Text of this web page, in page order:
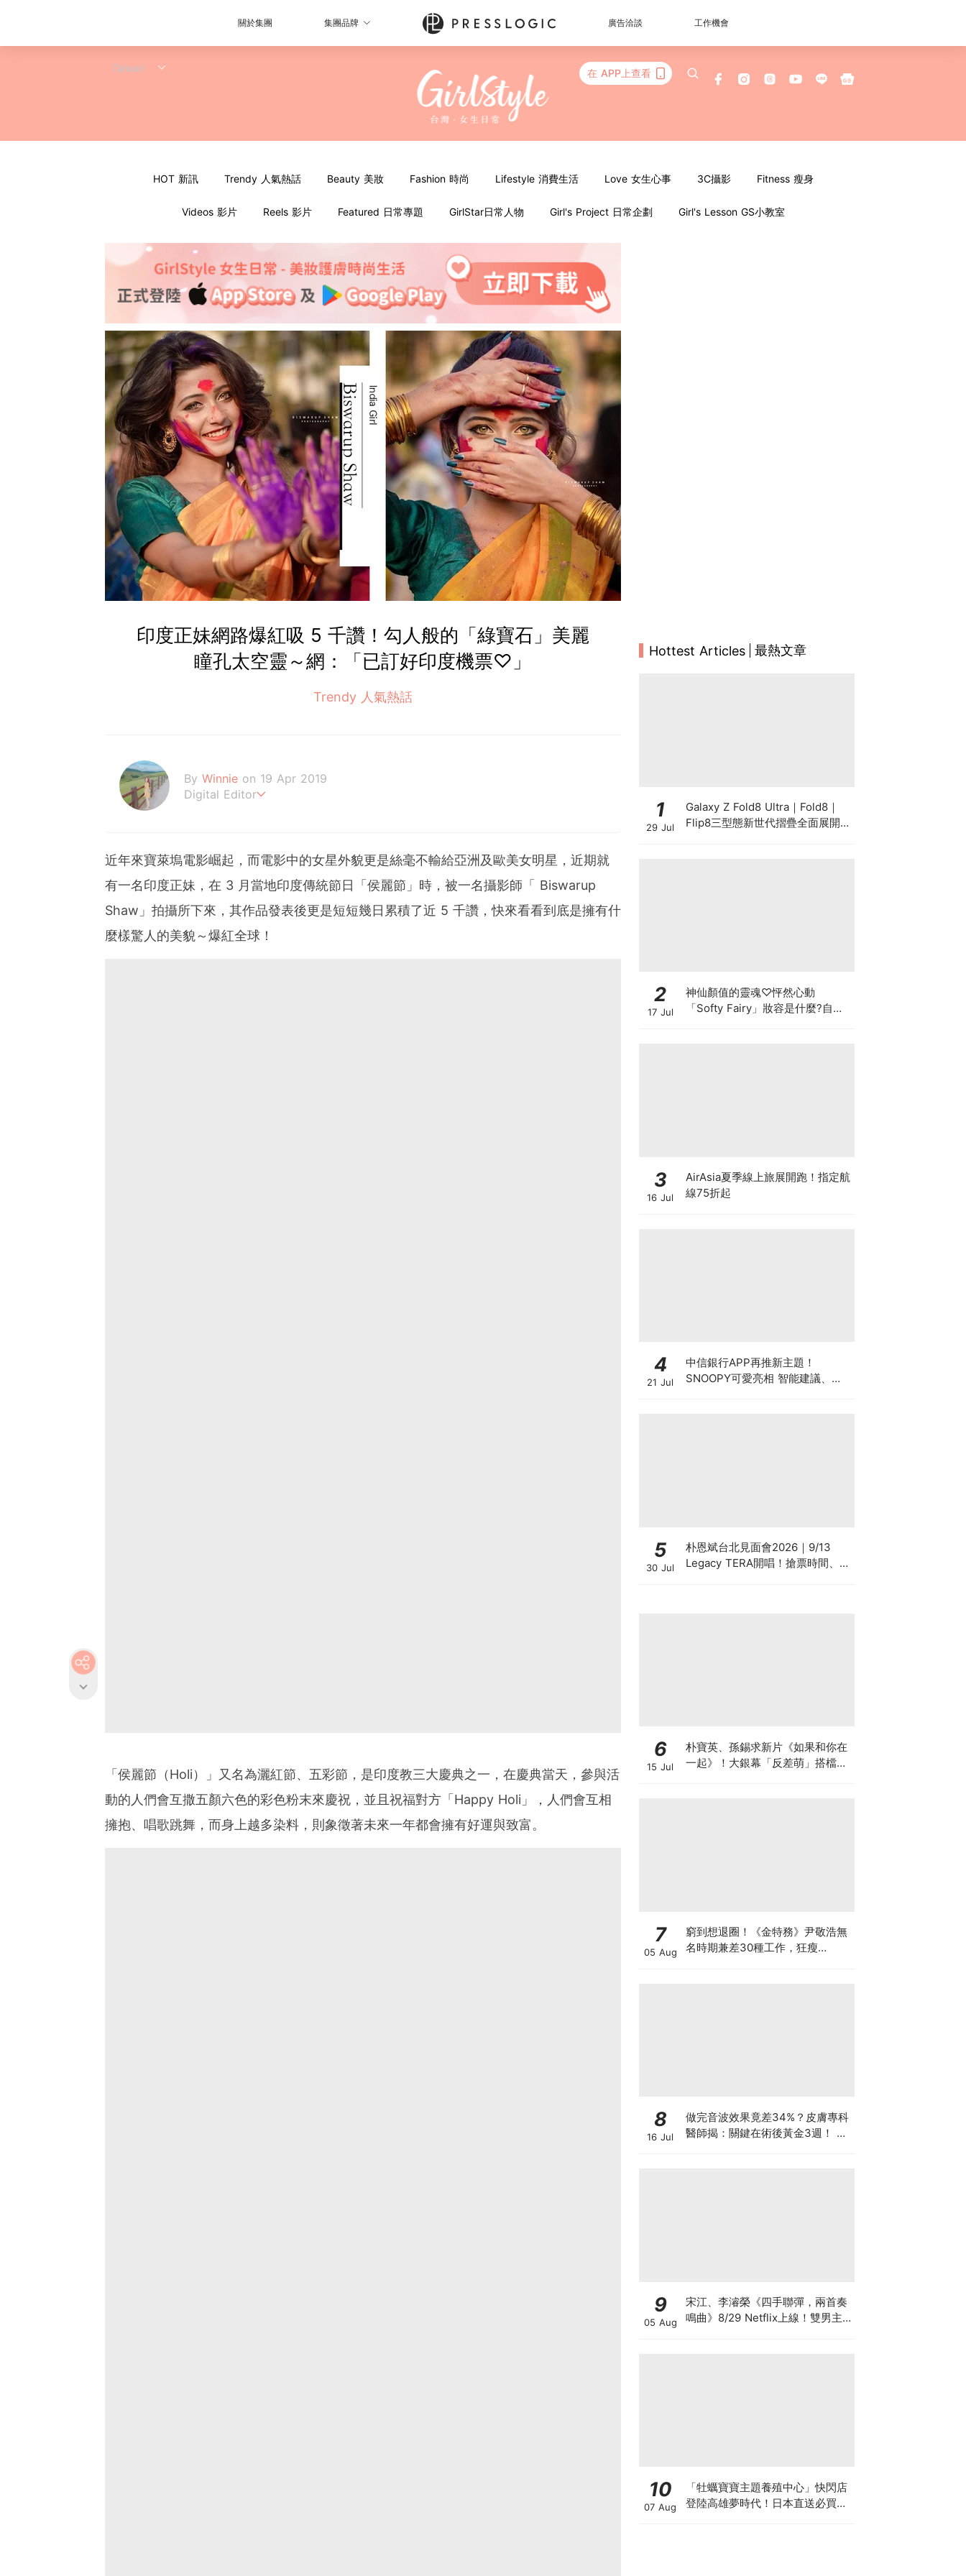
關於集團 集團品牌 廣告洽談 工作機會
在 APP上查看
HOT 新訊 Trendy 人氣熱話 Beauty 美妝 Fashion 時尚 Lifestyle 消費生活 Love 女生心事 3C攝影 Fitness 瘦身
Videos 影片 Reels 影片 Featured 日常專題 GirlStar日常人物 Girl's Project 日常企劃 Girl's Lesson GS小教室
印度正妹網路爆紅吸 5 千讚！勾人般的「綠寶石」美麗
瞳孔太空靈～網：「已訂好印度機票♡」
Trendy 人氣熱話
By Winnie on 19 Apr 2019
Digital Editor
近年來寶萊塢電影崛起，而電影中的女星外貌更是絲毫不輸給亞洲及歐美女明星，近期就
有一名印度正妹，在 3 月當地印度傳統節日「侯麗節」時，被一名攝影師「 Biswarup
Shaw」拍攝所下來，其作品發表後更是短短幾日累積了近 5 千讚，快來看看到底是擁有什
麼樣驚人的美貌～爆紅全球！
「侯麗節（Holi）」又名為灑紅節、五彩節，是印度教三大慶典之一，在慶典當天，參與活
動的人們會互撒五顏六色的彩色粉末來慶祝，並且祝福對方「Happy Holi」，人們會互相
擁抱、唱歌跳舞，而身上越多染料，則象徵著未來一年都會擁有好運與致富。
Hottest Articles 最熱文章
1
29 Jul
Galaxy Z Fold8 Ultra｜Fold8｜
Flip8三型態新世代摺疊全面展開！
2
17 Jul
神仙顏值的靈魂♡怦然心動
「Softy Fairy」妝容是什麼?自帶
3
16 Jul
AirAsia夏季線上旅展開跑！指定航
線75折起
4
21 Jul
中信銀行APP再推新主題！
SNOOPY可愛亮相 智能建議、
5
30 Jul
朴恩斌台北見面會2026｜9/13
Legacy TERA開唱！搶票時間、票
6
15 Jul
朴寶英、孫錫求新片《如果和你在
一起》！大銀幕「反差萌」搭檔、
7
05 Aug
窮到想退圈！《金特務》尹敬浩無
名時期兼差30種工作，狂瘦
8
16 Jul
做完音波效果竟差34%？皮膚專科
醫師揭：關鍵在術後黃金3週！ 醫
9
05 Aug
宋江、李濬榮《四手聯彈，兩首奏
鳴曲》8/29 Netflix上線！雙男主
10
07 Aug
「牡蠣寶寶主題養殖中心」快閃店
登陸高雄夢時代！日本直送必買周